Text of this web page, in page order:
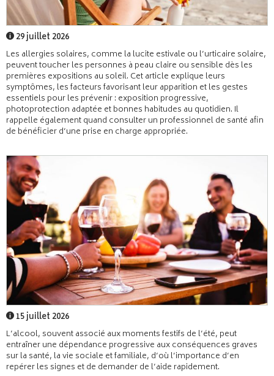
29 juillet 2026
Les allergies solaires, comme la lucite estivale ou l’urticaire solaire,
peuvent toucher les personnes à peau claire ou sensible dès les
premières expositions au soleil. Cet article explique leurs
symptômes, les facteurs favorisant leur apparition et les gestes
essentiels pour les prévenir : exposition progressive,
photoprotection adaptée et bonnes habitudes au quotidien. Il
rappelle également quand consulter un professionnel de santé afin
de bénéficier d’une prise en charge appropriée.
15 juillet 2026
L’alcool, souvent associé aux moments festifs de l’été, peut
entraîner une dépendance progressive aux conséquences graves
sur la santé, la vie sociale et familiale, d’où l’importance d’en
repérer les signes et de demander de l’aide rapidement.